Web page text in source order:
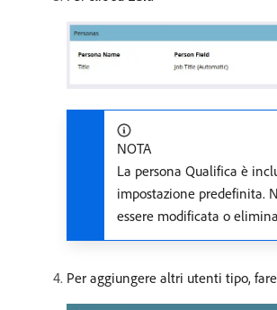
NOTA
La persona Qualifica è
impostazione predefinita.
essere modificata o
Per aggiungere altri utenti tipo,